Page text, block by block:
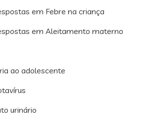
em Febre na criança
em Aleitamento materno
ao adolescente
urinário